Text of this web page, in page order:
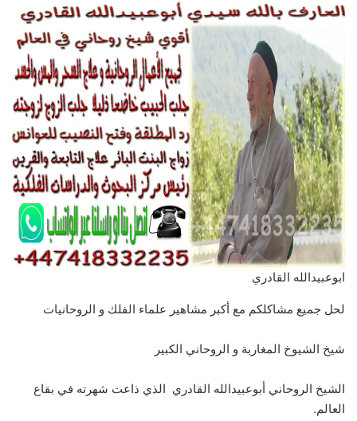
ابوعبيدالله القادري
لحل جميع مشاكلكم مع أكبر مشاهير علماء الفلك و الروحانيات
شيخ الشيوخ المغاربة و الروحاني الكبير
الشيخ الروحاني أبوعبيدالله القادري الذي ذاعت شهرته في بقاع
العالم.